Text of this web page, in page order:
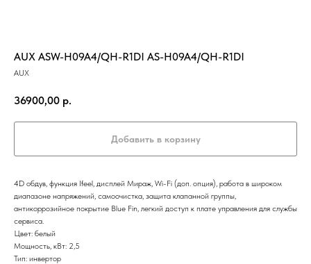
AUX ASW-H09A4/QH-R1DI AS-H09A4/QH-R1DI
AUX
36900,00 р.
Добавить в корзину
4D обдув, функция Ifeel, дисплей Мираж, Wi-Fi (доп. опция), работа в широком
диапазоне напряжений, самоочистка, защита клапанной группы,
антикоррозийное покрытие Blue Fin, легкий доступ к плате управления для службы
сервиса.
Цвет: белый
Мощность, кВт: 2,5
Тип: инвертор